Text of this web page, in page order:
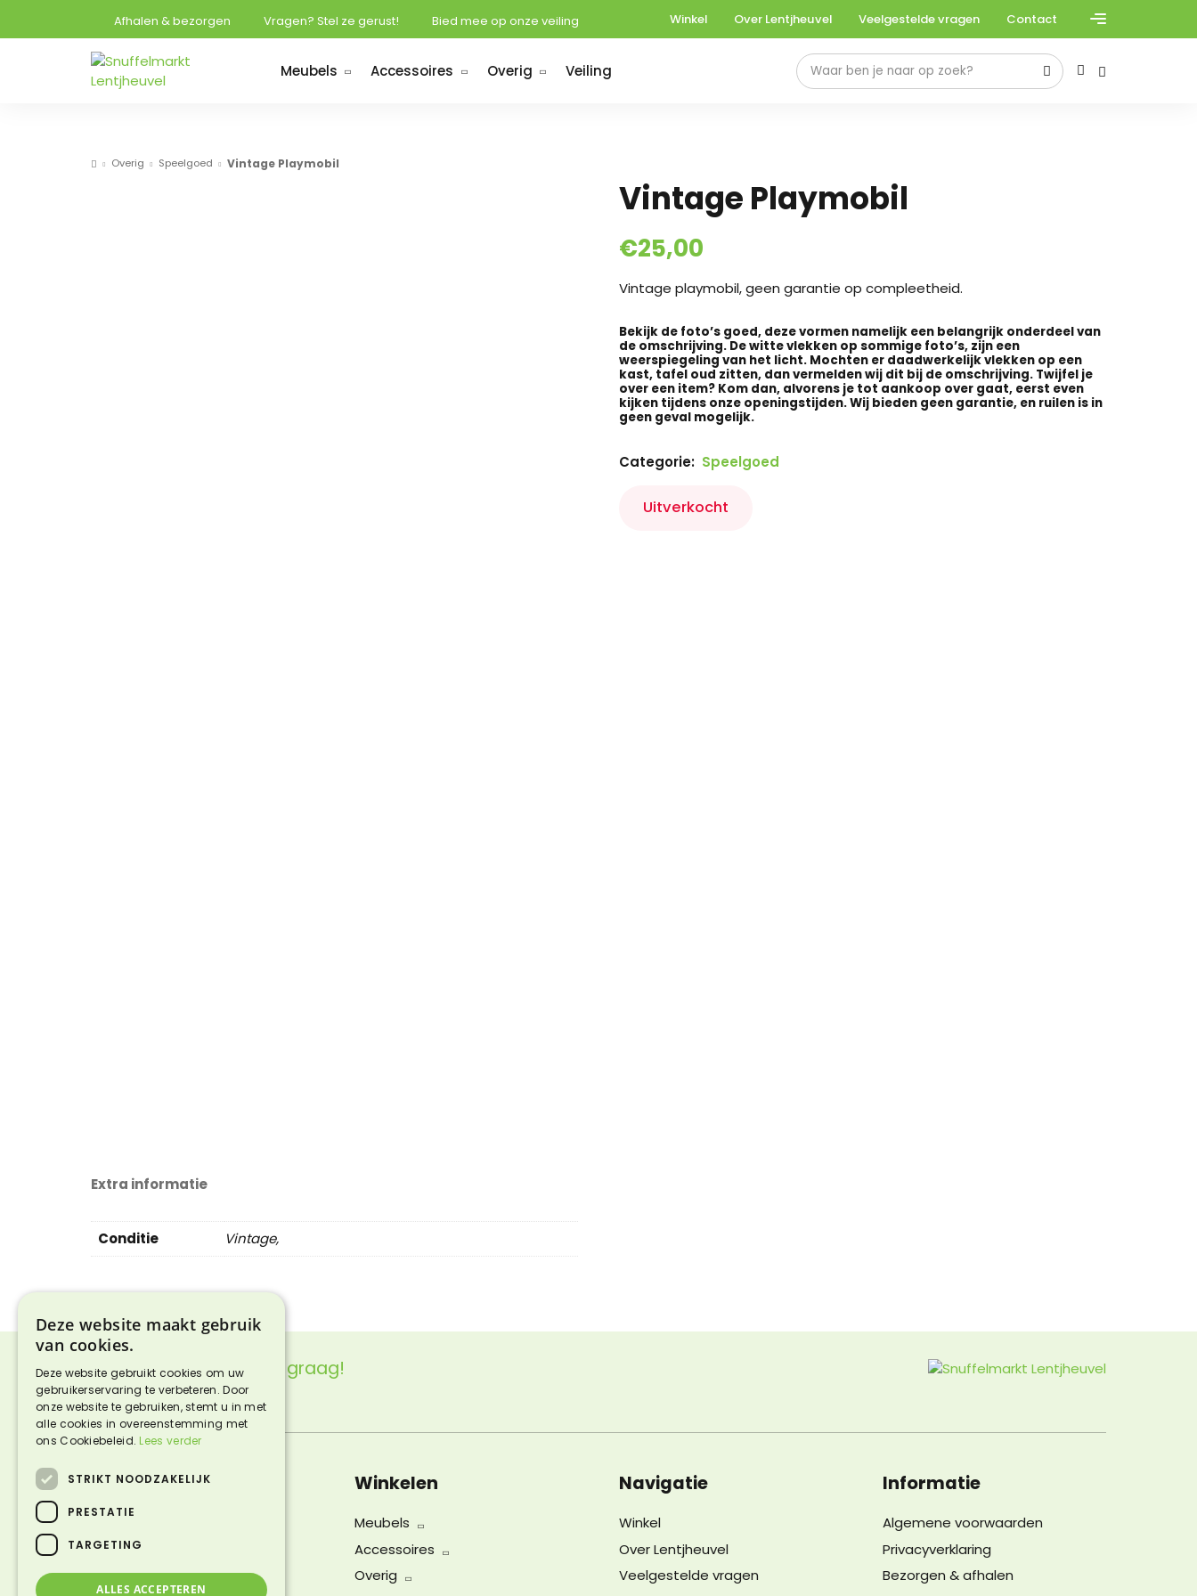
Afhalen & bezorgen Vragen? Stel ze gerust! Bied mee op onze veiling Winkel Over Lentjheuvel Veelgestelde vragen Contact
Meubels Accessoires Overig Veiling
Overig Speelgoed Vintage Playmobil
Vintage Playmobil
€25,00
Vintage playmobil, geen garantie op compleetheid.
Bekijk de foto’s goed, deze vormen namelijk een belangrijk onderdeel van
de omschrijving. De witte vlekken op sommige foto’s, zijn een
weerspiegeling van het licht. Mochten er daadwerkelijk vlekken op een
kast, tafel oud zitten, dan vermelden wij dit bij de omschrijving. Twijfel je
over een item? Kom dan, alvorens je tot aankoop over gaat, eerst even
kijken tijdens onze openingstijden. Wij bieden geen garantie, en ruilen is in
geen geval mogelijk.
Uitverkocht
Categorie: Speelgoed
Extra informatie
Conditie Vintage,
Vragen?We helpen je graag!
Neem contact met ons op
Contactgegevens
Snuffelmarkt Lentjheuvel
Bokslootweg 1
Winkelen
Meubels
Accessoires
Overig
Navigatie
Winkel
Over Lentjheuvel
Veelgestelde vragen
Informatie
Algemene voorwaarden
Privacyverklaring
Bezorgen & afhalen
Deze website maakt gebruik
van cookies.
Deze website gebruikt cookies om uw
gebruikerservaring te verbeteren. Door
onze website te gebruiken, stemt u in met
alle cookies in overeenstemming met
ons Cookiebeleid. Lees verder
STRIKT NOODZAKELIJK
PRESTATIE
TARGETING
ALLES ACCEPTEREN